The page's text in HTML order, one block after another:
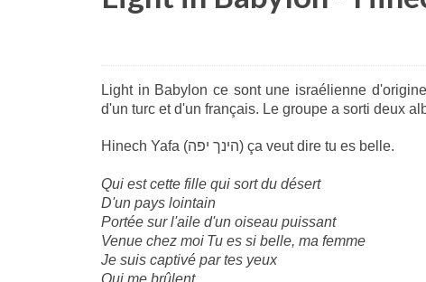
Light in Babylon ce sont une israélienne
d'un turc et d'un français. Le groupe a sorti deux
Hinech Yafa (הינך יפה) ça veut dire tu es belle.
Qui est cette fille qui sort du désert
D'un pays lointain
Portée sur l'aile d'un oiseau puissant
Venue chez moi Tu es si belle, ma femme
Je suis captivé par tes yeux
Qui me brûlent